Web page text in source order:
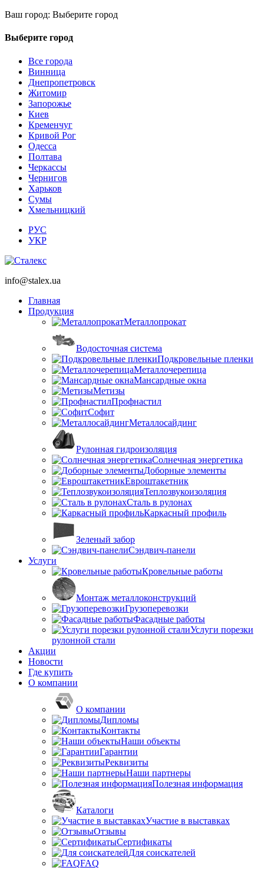
Ваш город: Выберите город
Выберите город
Все города
Винница
Днепропетровск
Житомир
Запорожье
Киев
Кременчуг
Кривой Рог
Одесса
Полтава
Черкассы
Чернигов
Харьков
Сумы
Хмельницкий
РУС
УКР
info@stalex.ua
Главная
Продукция
Металлопрокат
Водосточная система
Подкровельные пленки
Металлочерепица
Мансардные окна
Метизы
Профнастил
Софит
Металлосайдинг
Рулонная гидроизоляция
Солнечная энергетика
Доборные элементы
Евроштакетник
Теплозвукоизоляция
Сталь в рулонах
Каркасный профиль
Зеленый забор
Сэндвич-панели
Услуги
Кровельные работы
Монтаж металлоконструкций
Грузоперевозки
Фасадные работы
Услуги порезки
рулонной стали
Акции
Новости
Где купить
О компании
О компании
Дипломы
Контакты
Наши объекты
Гарантии
Реквизиты
Наши партнеры
Полезная информация
Каталоги
Участие в выставках
Отзывы
Сертификаты
Для соискателей
FAQ